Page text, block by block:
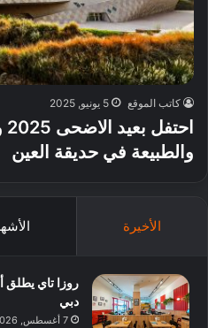
كاتب الموقع 5 يونيو, 2025
والطبيعة في حديقة العين
الأخيرة
روزا تاي يطلق
دبي
7 أغسطس, 2026